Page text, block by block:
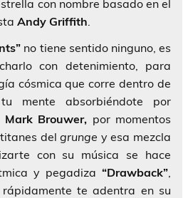
con nombre basado en el
Andy Griffith
no tiene sentido ninguno, es
con detenimiento, para
cósmica que corre dentro de
mente absorbiéndote por
Mark Brouwer, por momentos
titanes delgrunge y esa mezcla
con su música se hace
y pegadiza “Drawback”
te adentra en su